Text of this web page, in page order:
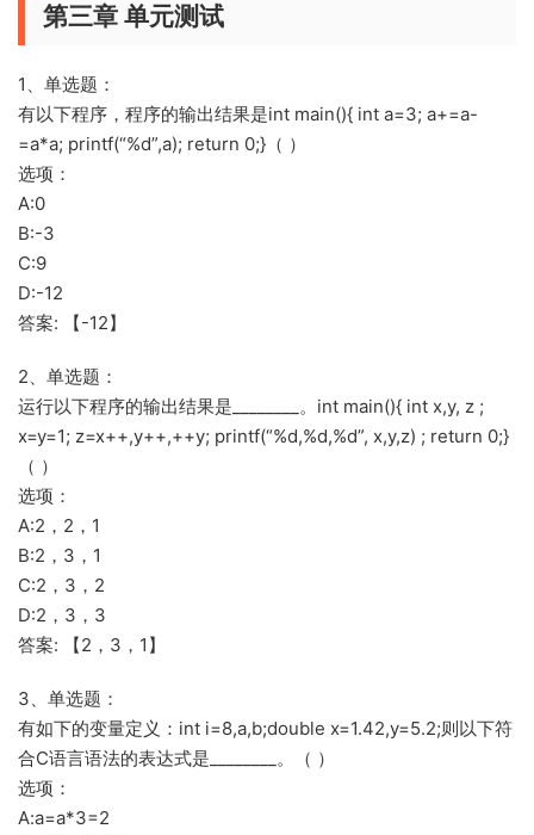
第三章 单元测试
1、单选题：
有以下程序，程序的输出结果是int main(){ int a=3; a+=a-
=a*a; printf(“%d”,a); return 0;}（ ）
选项：
A:0
B:-3
C:9
D:-12
答案: 【-12】
2、单选题：
运行以下程序的输出结果是________。int main(){ int x,y, z ;
x=y=1; z=x++,y++,++y; printf(“%d,%d,%d”, x,y,z) ; return 0;}
（ ）
选项：
A:2，2，1
B:2，3，1
C:2，3，2
D:2，3，3
答案: 【2，3，1】
3、单选题：
有如下的变量定义：int i=8,a,b;double x=1.42,y=5.2;则以下符
合C语言语法的表达式是________。（ ）
选项：
A:a=a*3=2